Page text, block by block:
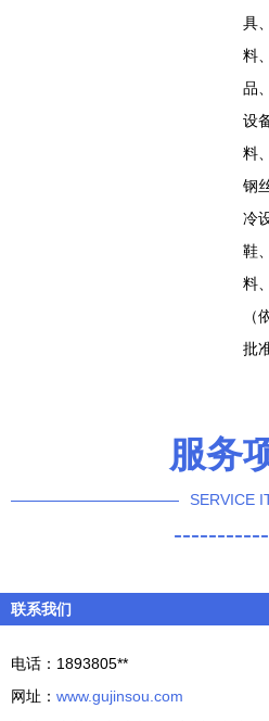
具
料
品
设
料
钢
冷
鞋
料
（
批
服务
SERVICE
联系我们
电话：1893805**
网址： www.gujinsou.com